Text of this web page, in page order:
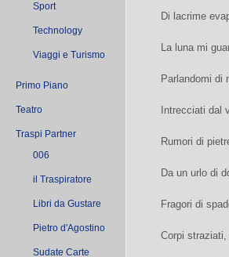
Sport
Technology
Viaggi e Turismo
Primo Piano
Teatro
Traspi Partner
006
il Traspiratore
Libri da Gustare
Pietro d'Agostino
Sudate Carte
Di lacrime
La luna mi
Parlandomi di
Intrecciati dal
Rumori di
Da un urlo di
Fragori di
Corpi